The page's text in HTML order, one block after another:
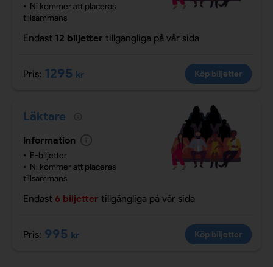
Ni kommer att placeras
tillsammans
Endast 12 biljetter tillgängliga på vår sida
Pris: 1295 kr Köp biljetter
Läktare
Information
E-biljetter
Ni kommer att placeras
tillsammans
Endast 6 biljetter tillgängliga på vår sida
Pris: 995 kr Köp biljetter